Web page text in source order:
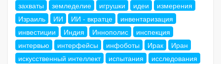
захваты
земледелие игрушки идеи
измерения
Израиль
ИИ ИИ - вкратце
инвентаризация
инвестиции
Индия Иннополис
инспекция
интервью
интерфейсы инфоботы Ирак
Иран
искусственный интеллект
испытания
исследования